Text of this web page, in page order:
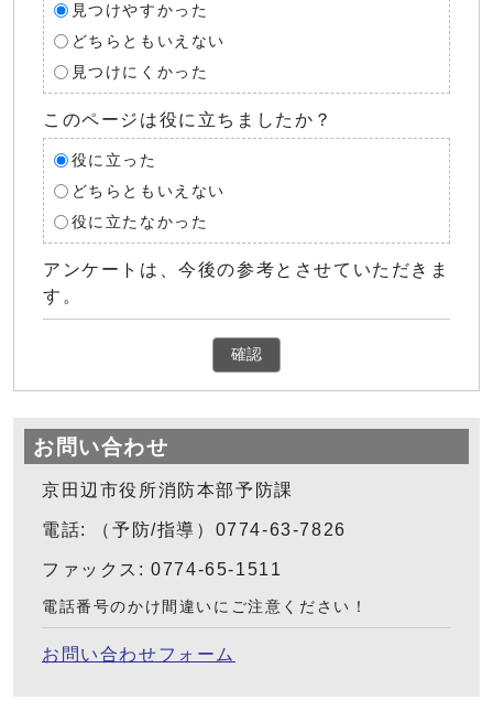
見つけやすかった
どちらともいえない
見つけにくかった
このページは役に立ちましたか？
役に立った
どちらともいえない
役に立たなかった
アンケートは、今後の参考とさせていただきま
す。
確認
お問い合わせ
京田辺市役所消防本部予防課
電話: （予防/指導）0774-63-7826
ファックス: 0774-65-1511
電話番号のかけ間違いにご注意ください！
お問い合わせフォーム